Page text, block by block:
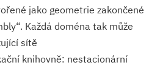
jako geometrie zakončené
Každá doména tak může
sítě
knihovně: nestacionární